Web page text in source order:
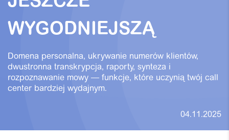
04.11.2025
WYGODNIEJSZĄ
Domena personalna, ukrywanie numerów klientów,
dwustronna transkrypcja, raporty, synteza i
rozpoznawanie mowy — funkcje, które uczynią twój call
center bardziej wydajnym.